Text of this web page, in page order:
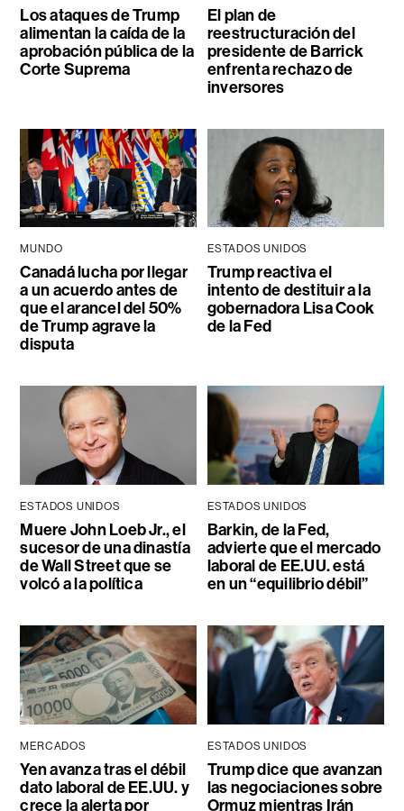
Los ataques de Trump
alimentan la caída de la
aprobación pública de la
Corte Suprema
El plan de
reestructuración del
presidente de Barrick
enfrenta rechazo de
inversores
MUNDO
Canadá lucha por llegar
a un acuerdo antes de
que el arancel del 50%
de Trump agrave la
disputa
ESTADOS UNIDOS
Trump reactiva el
intento de destituir a la
gobernadora Lisa Cook
de la Fed
ESTADOS UNIDOS
Muere John Loeb Jr., el
sucesor de una dinastía
de Wall Street que se
volcó a la política
ESTADOS UNIDOS
Barkin, de la Fed,
advierte que el mercado
laboral de EE.UU. está
en un “equilibrio débil”
MERCADOS
Yen avanza tras el débil
dato laboral de EE.UU. y
crece la alerta por
ESTADOS UNIDOS
Trump dice que avanzan
las negociaciones sobre
Ormuz mientras Irán